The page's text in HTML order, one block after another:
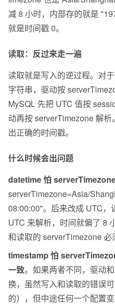
减 8 小时，内部存的就是
就是时间戳 0。
读取：反过来走一遍
读取就是写入的逆过程。对
字符串，驱动按
MySQL 先把 UTC 值按
动再按 serverTimezone 解
出正确的时间戳。
什么时候会出问题
datetime 怕
serverTimezone=Asia/
08:00:00"。后来改成 UTC
UTC 来解析，时间就偏了 8
和读取的 serverTimezone 必
timestamp 怕
一致。如果两者不同，驱动
换，虽然写入和读取的错误
的），但中途任何一个配置